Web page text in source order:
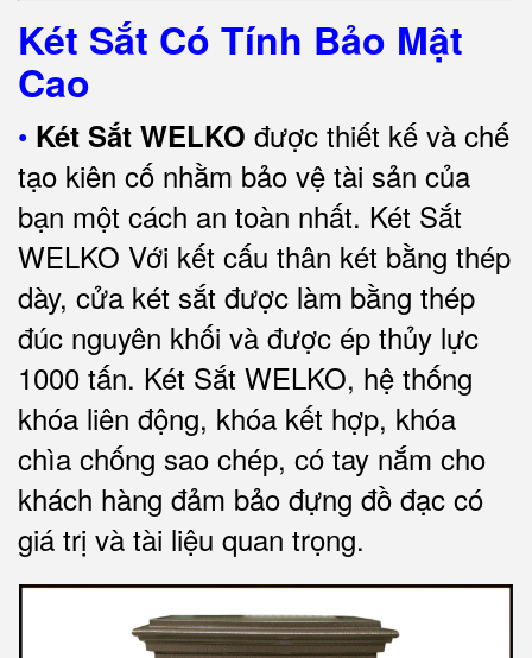
Két Sắt Có Tính Bảo Mật
Cao
• Két Sắt WELKO được thiết kế và chế
tạo kiên cố nhằm bảo vệ tài sản của
bạn một cách an toàn nhất. Két Sắt
WELKO Với kết cấu thân két bằng thép
dày, cửa két sắt được làm bằng thép
đúc nguyên khối và được ép thủy lực
1000 tấn. Két Sắt WELKO, hệ thống
khóa liên động, khóa kết hợp, khóa
chìa chống sao chép, có tay nắm cho
khách hàng đảm bảo đựng đồ đạc có
giá trị và tài liệu quan trọng.